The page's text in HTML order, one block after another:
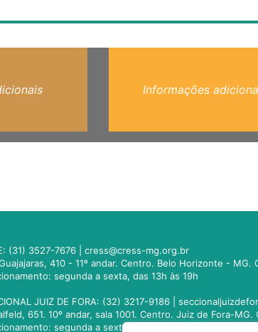
Informações
(31) 3527-7676 |cress@cress-mg.org.br
410 - 11º andar. Centro. Belo Horizonte - MG.
segunda a sexta, das 13h às 19h
JUIZ DE FORA: (32) 3217-9186 |
651. 10º andar, sala 1001. Centro. Juiz de Fora-MG.
segunda a sexta, das 13h às 19h